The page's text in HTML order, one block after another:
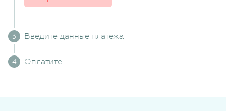
Введите данные платежа
Оплатите